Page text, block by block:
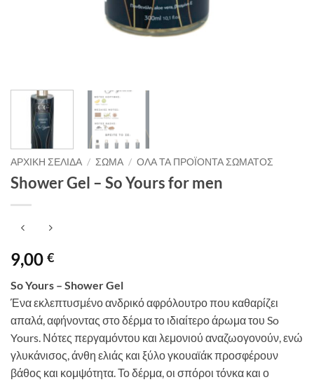
ΑΡΧΙΚΉ ΣΕΛΊΔΑ / ΣΏΜΑ / ΌΛΑ ΤΑ ΠΡΟΪΌΝΤΑ ΣΏΜΑΤΟΣ
Shower Gel – So Yours for men
9,00 €
So Yours – Shower Gel
Ένα εκλεπτυσμένο ανδρικό αφρόλουτρο που καθαρίζει
απαλά, αφήνοντας στο δέρμα το ιδιαίτερο άρωμα του So
Yours. Νότες περγαμόντου και λεμονιού αναζωογονούν, ενώ
γλυκάνισος, άνθη ελιάς και ξύλο γκουαϊάκ προσφέρουν
βάθος και κομψότητα. Το δέρμα, οι σπόροι τόνκα και ο